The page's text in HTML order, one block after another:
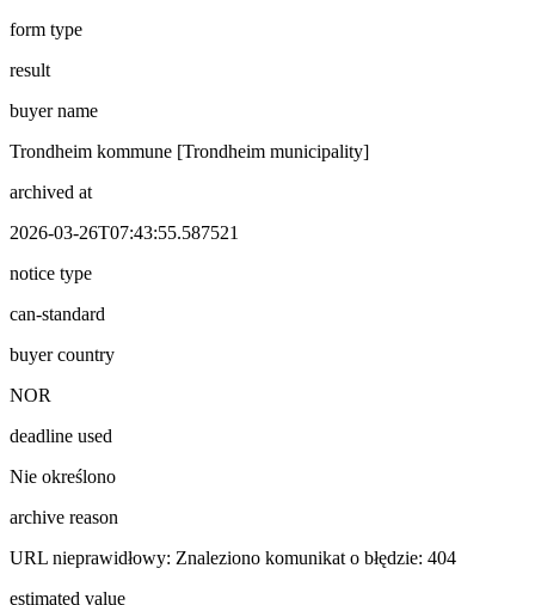
form type
result
buyer name
Trondheim kommune [Trondheim municipality]
archived at
2026-03-26T07:43:55.587521
notice type
can-standard
buyer country
NOR
deadline used
Nie określono
archive reason
URL nieprawidłowy: Znaleziono komunikat o błędzie: 404
estimated value